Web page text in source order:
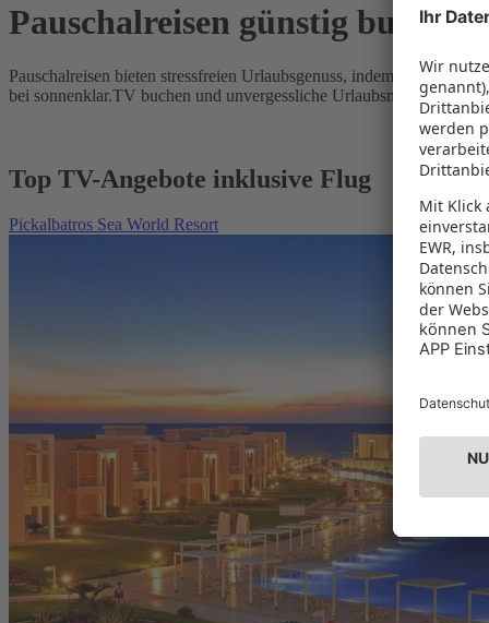
Pauschalreisen günstig buchen
Pauschalreisen bieten stressfreien Urlaubsgenuss, indem Flug und
bei sonnenklar.TV buchen und unvergessliche Urlaubsmomente
Top TV-Angebote inklusive Flug
Pickalbatros Sea World Resort